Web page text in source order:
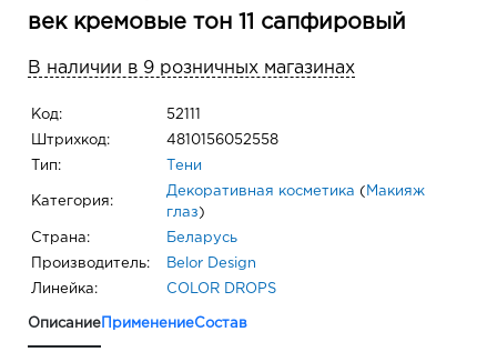
век кремовые тон 11 сапфировый
В наличии в 9 розничных магазинах
Код: 52111
Штрихкод: 4810156052558
Тип: Тени
Категория:
Декоративная косметика ( Макияж
глаз )
Страна: Беларусь
Производитель: Belor Design
Линейка: COLOR DROPS
Описание ПрименениеСостав